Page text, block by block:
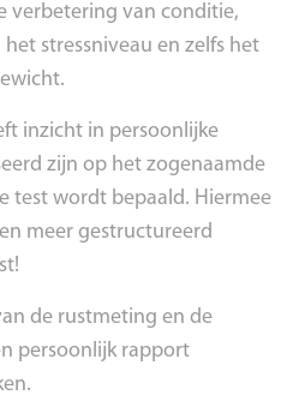
verbetering van conditie,
stressniveau en zelfs het
inzicht in persoonlijke
zijn op het zogenaamde
test wordt bepaald. Hiermee
meer gestructureerd
de rustmeting en de
persoonlijk rapport